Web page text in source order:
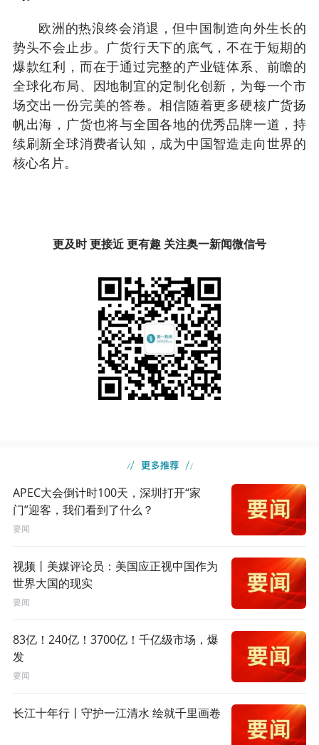
欧洲的热浪终会消退，但中国制造向外生长的
势头不会止步。广货行天下的底气，不在于短期的
爆款红利，而在于通过完整的产业链体系、前瞻的
全球化布局、因地制宜的定制化创新，为每一个市
场交出一份完美的答卷。相信随着更多硬核广货扬
帆出海，广货也将与全国各地的优秀品牌一道，持
续刷新全球消费者认知，成为中国智造走向世界的
核心名片。
更及时 更接近 更有趣 关注奥一新闻微信号
APEC大会倒计时100天，深圳打开“家
门”迎客，我们看到了什么？
要闻
视频丨美媒评论员：美国应正视中国作为
世界大国的现实
要闻
83亿！240亿！3700亿！千亿级市场，爆
发
要闻
长江十年行丨守护一江清水 绘就千里画卷